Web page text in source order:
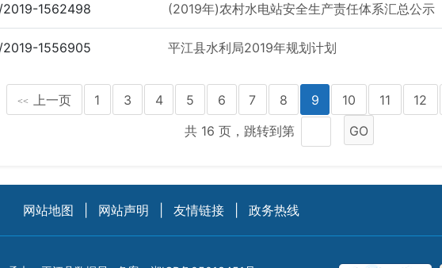
2019-1562498 (2019年)农村水电站安全生产责任体系汇总公示
2019-1556905 平江县水利局2019年规划计划
<< 上一页 1 3 4 5 6 7 8 9 10 11 12
共 16 页，跳转到第 GO
网站地图 网站声明 友情链接 政务热线